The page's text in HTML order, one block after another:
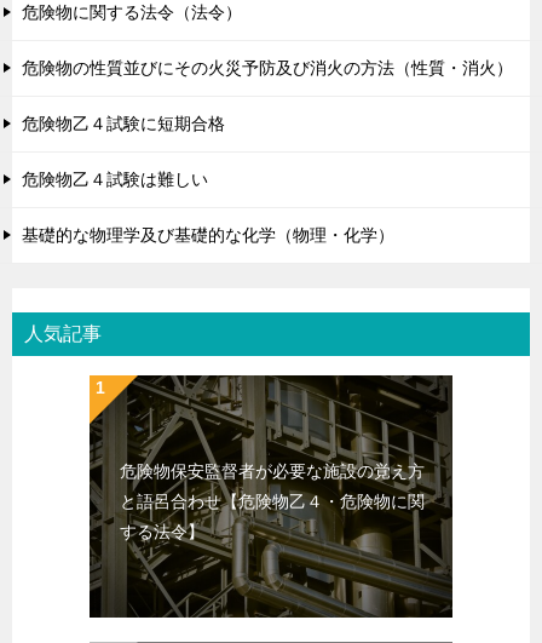
危険物に関する法令（法令）
危険物の性質並びにその火災予防及び消火の方法（性質・消火）
危険物乙４試験に短期合格
危険物乙４試験は難しい
基礎的な物理学及び基礎的な化学（物理・化学）
人気記事
危険物保安監督者が必要な施設の覚え方
と語呂合わせ【危険物乙４・危険物に関
する法令】